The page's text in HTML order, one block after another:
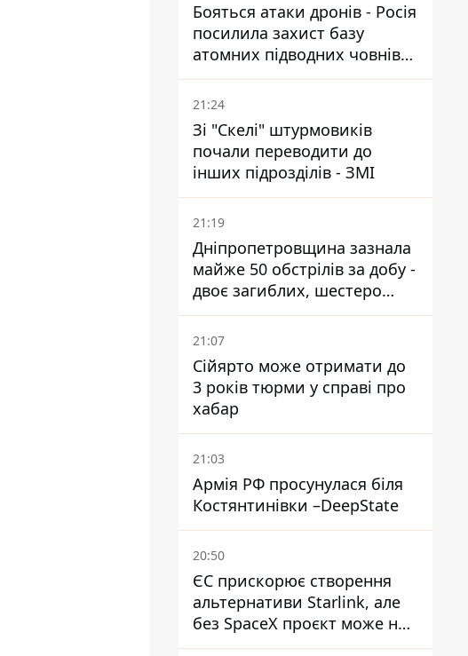
Бояться атаки дронів - Росія
посилила захист базу
атомних підводних човнів
за 7400 км від України
21:24
Зі "Скелі" штурмовиків
почали переводити до
інших підрозділів - ЗМІ
21:19
Дніпропетровщина зазнала
майже 50 обстрілів за добу -
двоє загиблих, шестеро
постраждалих
21:07
Сійярто може отримати до
3 років тюрми у справі про
хабар
21:03
Армія РФ просунулася біля
Костянтинівки –DeepState
20:50
ЄС прискорює створення
альтернативи Starlink, але
без SpaceX проєкт може не
обійтися